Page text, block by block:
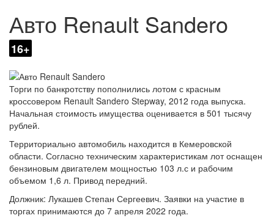
Авто Renault Sandero
16+
Торги по банкротству пополнились лотом с красным
кроссовером Renault Sandero Stepway, 2012 года выпуска.
Начальная стоимость имущества оценивается в 501 тысячу
рублей.
Территориально автомобиль находится в Кемеровской
области. Согласно техническим характеристикам лот оснащен
бензиновым двигателем мощностью 103 л.с и рабочим
объемом 1,6 л. Привод передний.
Должник: Лукашев Степан Сергеевич. Заявки на участие в
торгах принимаются до 7 апреля 2022 года.